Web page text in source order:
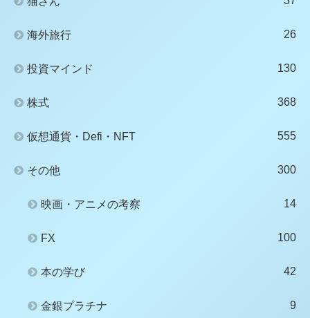
海外旅行 26
投資マインド 130
株式 368
仮想通貨・Defi・NFT 555
その他 300
映画・アニメの考察 14
FX 100
本の学び 42
金銀プラチナ 9